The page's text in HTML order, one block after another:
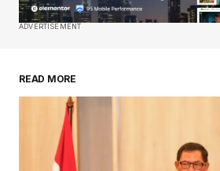
ADVERTISEMENT
READ MORE